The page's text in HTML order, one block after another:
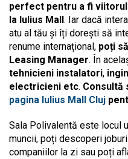
perfect pentru a fi
la Iulius Mall. Iar dacă
atu al tău și îți dorești să
renume internațional, poți
Leasing Manager. În
tehnicieni instalatori,
electricieni etc. Consultă
pagina Iulius Mall Cluj
Sala Polivalentă este locul
muncii, poți descoperi
companiilor la zi sau poți